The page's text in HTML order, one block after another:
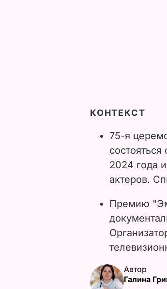
КОНТЕКСТ
75-я
2024 года
актеров.
Премию
Автор
Галина